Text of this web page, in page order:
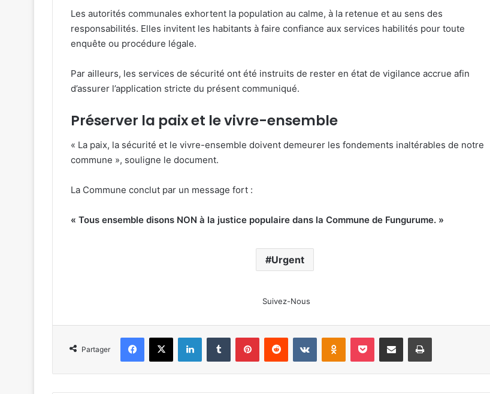
Les autorités communales exhortent la population au calme, à la retenue et au sens des
responsabilités. Elles invitent les habitants à faire confiance aux services habilités pour toute
enquête ou procédure légale.
Par ailleurs, les services de sécurité ont été instruits de rester en état de vigilance accrue afin
d’assurer l’application stricte du présent communiqué.
Préserver la paix et le vivre-ensemble
« La paix, la sécurité et le vivre-ensemble doivent demeurer les fondements inaltérables de notre
commune », souligne le document.
La Commune conclut par un message fort :
« Tous ensemble disons NON à la justice populaire dans la Commune de Fungurume. »
Urgent
Suivez-Nous
Partager
Facebook
X LinkedinTumblr PinterestReddit VKontakteOdnoklassniki
Pocket Partager par email Imprimer
ZEA et appelle à leur viabilisation.
KBM 2026 : Fifi Masuka plaide pour